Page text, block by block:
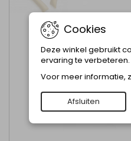
Cookies
Deze winkel gebruikt
ervaring te verbeteren.
Voor meer informatie,
Afsluiten